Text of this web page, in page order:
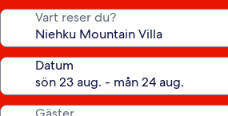
Vart reser du?
Datum